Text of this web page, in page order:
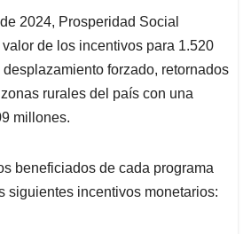
2024, Prosperidad Social
de los incentivos para 1.520
forzado, retornados
rurales del país con una
millones.
beneficiados de cada programa
siguientes incentivos monetarios: